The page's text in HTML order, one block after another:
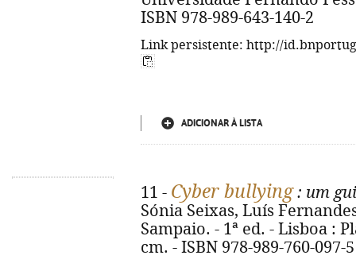
ISBN 978-989-643-140-2
Link persistente: http://
ADICIONAR À LISTA
11 - Cyber bullying: um
Sónia Seixas, Luís
Sampaio. - 1ª ed. - Lisboa :
cm. - ISBN 978-989-760-097-5